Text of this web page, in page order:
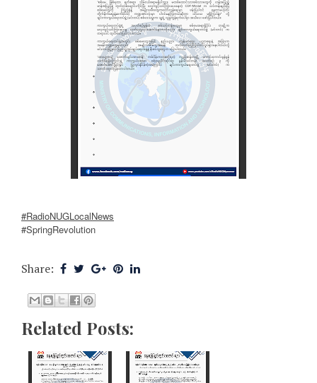
#RadioNUGLocalNews
#SpringRevolution
Share:
Related Posts: